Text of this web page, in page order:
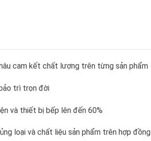
cam kết chất lượng trên từng sản phẩm
trì trọn đời
và thiết bị bếp lên đến 60%
loại và chất liệu sản phẩm trên hợp đồng